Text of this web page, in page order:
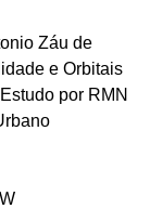
Záu de
e Orbitais
por RMN